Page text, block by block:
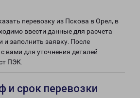
перевозку из Пскова в Орел, в
ввести данные для расчета
и заполнить заявку. После
вами для уточнения деталей
ПЭК.
и срок перевозки